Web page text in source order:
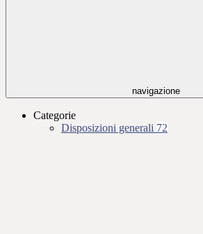
navigazione
Categorie
Disposizioni generali 72